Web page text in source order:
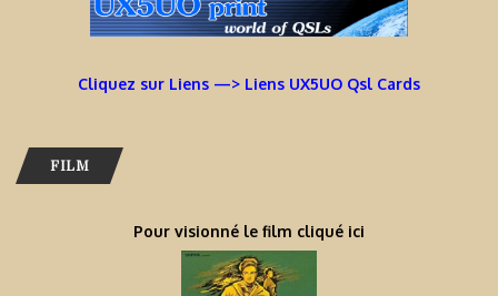
Cliquez sur Liens —> Liens UX5UO Qsl Cards
FILM
Pour visionné le film cliqué ici